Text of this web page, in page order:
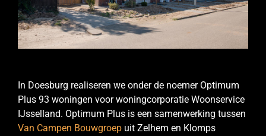
In Doesburg realiseren we onder de noemer Optimum
Plus 93 woningen voor woningcorporatie Woonservice
IJsselland. Optimum Plus is een samenwerking tussen
Van Campen Bouwgroep uit Zelhem en Klomps